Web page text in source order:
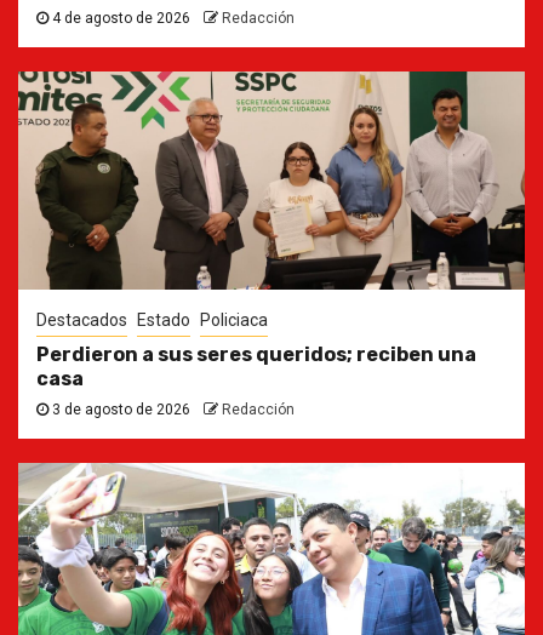
4 de agosto de 2026 Redacción
Destacados Estado Policiaca
Perdieron a sus seres queridos; reciben una
casa
3 de agosto de 2026 Redacción